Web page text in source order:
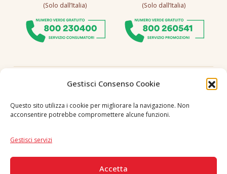
Gestisci Consenso Cookie
Questo sito utilizza i cookie per migliorare la navigazione. Non
acconsentire potrebbe compromettere alcune funzioni.
Gestisci servizi
Accetta
(Solo dall’Italia) (Solo dall’Italia)
Seguici